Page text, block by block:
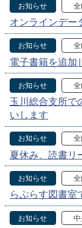
お知らせ 全
オンラインデー
お知らせ 全
電子書籍を追加
お知らせ 全
玉川総合支所で
いします
お知らせ 全
夏休み、読書リ
お知らせ 全
らぷらす図書室
お知らせ 中